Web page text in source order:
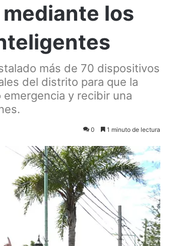
los
más de 70 dispositivos
del distrito para que la
y recibir una
0 1 minuto de lectura